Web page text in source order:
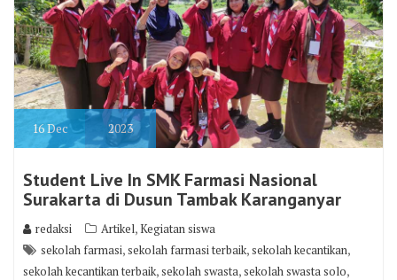
16Dec 2023
Student Live In SMK Farmasi Nasional
Surakarta di Dusun Tambak Karanganyar
redaksi Artikel,Kegiatan siswa
sekolah farmasi,sekolah farmasi terbaik,sekolah kecantikan,
sekolah kecantikan terbaik,sekolah swasta,sekolah swasta solo,